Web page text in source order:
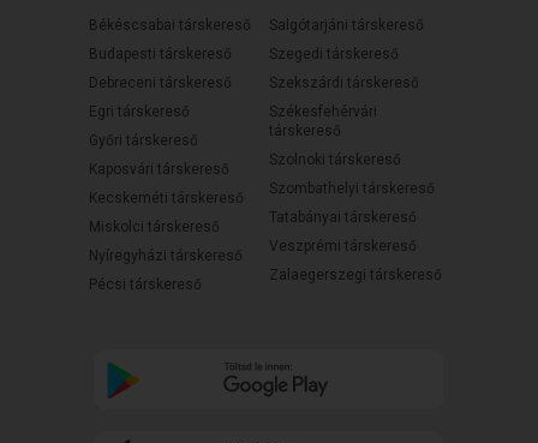
Békéscsabai társkereső
Budapesti társkereső
Debreceni társkereső
Egri társkereső
Győri társkereső
Kaposvári társkereső
Kecskeméti társkereső
Miskolci társkereső
Nyíregyházi társkereső
Pécsi társkereső
Salgótarjáni társkereső
Szegedi társkereső
Szekszárdi társkereső
Székesfehérvári
társkereső
Szolnoki társkereső
Szombathelyi társkereső
Tatabányai társkereső
Veszprémi társkereső
Zalaegerszegi társkereső